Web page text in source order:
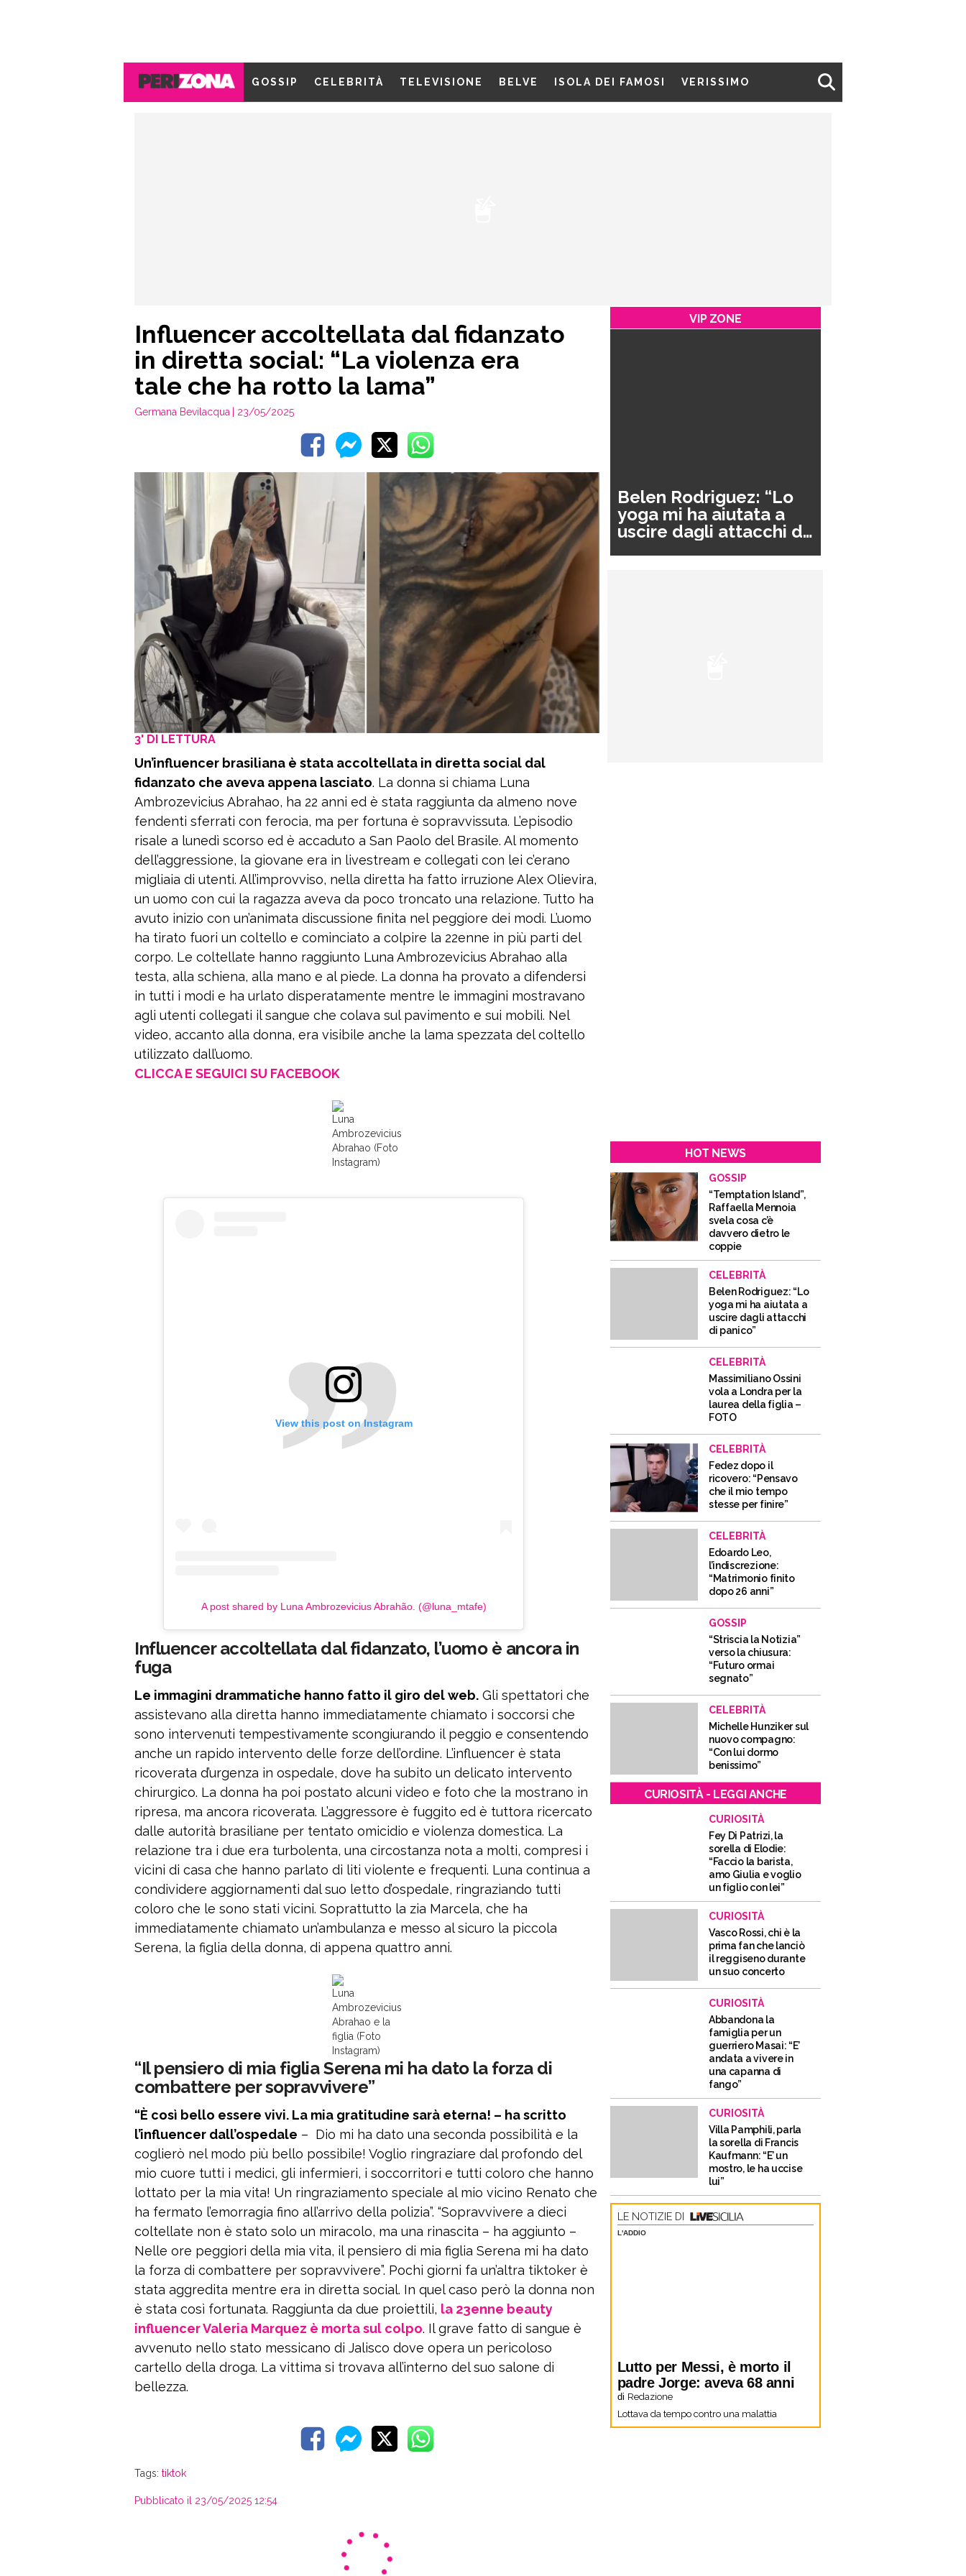
GOSSIP CELEBRITÀ TELEVISIONE BELVE ISOLA DEI FAMOSI VERISSIMO
Influencer accoltellata dal fidanzato
in diretta social: “La violenza era
tale che ha rotto la lama”
Germana Bevilacqua | 23/05/2025
3' DI LETTURA
Un’influencer brasiliana è stata accoltellata in diretta social dal
fidanzato che aveva appena lasciato. La donna si chiama Luna
Ambrozevicius Abrahao, ha 22 anni ed è stata raggiunta da almeno nove
fendenti sferrati con ferocia, ma per fortuna è sopravvissuta. L’episodio
risale a lunedì scorso ed è accaduto a San Paolo del Brasile. Al momento
dell’aggressione, la giovane era in livestream e collegati con lei c’erano
migliaia di utenti. All’improvviso, nella diretta ha fatto irruzione Alex Olievira,
un uomo con cui la ragazza aveva da poco troncato una relazione. Tutto ha
avuto inizio con un’animata discussione finita nel peggiore dei modi. L’uomo
ha tirato fuori un coltello e cominciato a colpire la 22enne in più parti del
corpo. Le coltellate hanno raggiunto Luna Ambrozevicius Abrahao alla
testa, alla schiena, alla mano e al piede. La donna ha provato a difendersi
in tutti i modi e ha urlato disperatamente mentre le immagini mostravano
agli utenti collegati il sangue che colava sul pavimento e sui mobili. Nel
video, accanto alla donna, era visibile anche la lama spezzata del coltello
utilizzato dall’uomo.
CLICCA E SEGUICI SU FACEBOOK
Luna
Ambrozevicius
Abrahao (Foto
Instagram)
View this post on Instagram
A post shared by Luna Ambrozevicius Abrahão. (@luna_mtafe)
Influencer accoltellata dal fidanzato, l’uomo è ancora in
fuga
Le immagini drammatiche hanno fatto il giro del web. Gli spettatori che
assistevano alla diretta hanno immediatamente chiamato i soccorsi che
sono intervenuti tempestivamente scongiurando il peggio e consentendo
anche un rapido intervento delle forze dell’ordine. L’influencer è stata
ricoverata d’urgenza in ospedale, dove ha subito un delicato intervento
chirurgico. La donna ha poi postato alcuni video e foto che la mostrano in
ripresa, ma ancora ricoverata. L’aggressore è fuggito ed è tuttora ricercato
dalle autorità brasiliane per tentato omicidio e violenza domestica. La
relazione tra i due era turbolenta, una circostanza nota a molti, compresi i
vicini di casa che hanno parlato di liti violente e frequenti. Luna continua a
condividere aggiornamenti dal suo letto d’ospedale, ringraziando tutti
coloro che le sono stati vicini. Soprattutto la zia Marcela, che ha
immediatamente chiamato un’ambulanza e messo al sicuro la piccola
Serena, la figlia della donna, di appena quattro anni.
Luna
Ambrozevicius
Abrahao e la
figlia (Foto
Instagram)
“Il pensiero di mia figlia Serena mi ha dato la forza di
combattere per sopravvivere”
“È così bello essere vivi. La mia gratitudine sarà eterna! – ha scritto
l’influencer dall’ospedale – Dio mi ha dato una seconda possibilità e la
coglierò nel modo più bello possibile! Voglio ringraziare dal profondo del
mio cuore tutti i medici, gli infermieri, i soccorritori e tutti coloro che hanno
lottato per la mia vita! Un ringraziamento speciale al mio vicino Renato che
ha fermato l’emorragia fino all’arrivo della polizia”. “Sopravvivere a dieci
coltellate non è stato solo un miracolo, ma una rinascita – ha aggiunto –
Nelle ore peggiori della mia vita, il pensiero di mia figlia Serena mi ha dato
la forza di combattere per sopravvivere”. Pochi giorni fa un’altra tiktoker è
stata aggredita mentre era in diretta social. In quel caso però la donna non
è stata così fortunata. Raggiunta da due proiettili, la 23enne beauty
influencer Valeria Marquez è morta sul colpo. Il grave fatto di sangue è
avvenuto nello stato messicano di Jalisco dove opera un pericoloso
cartello della droga. La vittima si trovava all’interno del suo salone di
bellezza.
Tags: tiktok
Pubblicato il 23/05/2025 12:54
VIP ZONE
Belen Rodriguez: “Lo
yoga mi ha aiutata a
uscire dagli attacchi di
HOT NEWS
GOSSIP
“Temptation Island”,
Raffaella Mennoia
svela cosa c’è
davvero dietro le
coppie
CELEBRITÀ
Belen Rodriguez: “Lo
yoga mi ha aiutata a
uscire dagli attacchi
di panico”
CELEBRITÀ
Massimiliano Ossini
vola a Londra per la
laurea della figlia –
FOTO
CELEBRITÀ
Fedez dopo il
ricovero: “Pensavo
che il mio tempo
stesse per finire”
CELEBRITÀ
Edoardo Leo,
l’indiscrezione:
“Matrimonio finito
dopo 26 anni”
GOSSIP
“Striscia la Notizia”
verso la chiusura:
“Futuro ormai
segnato”
CELEBRITÀ
Michelle Hunziker sul
nuovo compagno:
“Con lui dormo
benissimo”
CURIOSITÀ - LEGGI ANCHE
CURIOSITÀ
Fey Di Patrizi, la
sorella di Elodie:
“Faccio la barista,
amo Giulia e voglio
un figlio con lei”
CURIOSITÀ
Vasco Rossi, chi è la
prima fan che lanciò
il reggiseno durante
un suo concerto
CURIOSITÀ
Abbandona la
famiglia per un
guerriero Masai: “E’
andata a vivere in
una capanna di
fango”
CURIOSITÀ
Villa Pamphili, parla
la sorella di Francis
Kaufmann: “E’ un
mostro, le ha uccise
lui”
LE NOTIZIE DI
L'ADDIO
Lutto per Messi, è morto il
padre Jorge: aveva 68 anni
di Redazione
Lottava da tempo contro una malattia